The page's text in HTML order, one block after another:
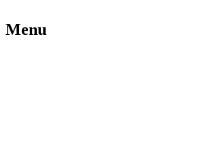
Menu